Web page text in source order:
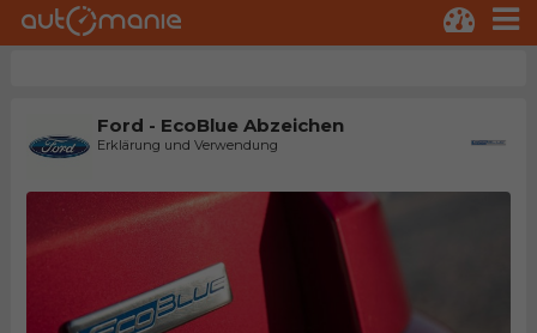
Ford - EcoBlue Abzeichen
Erklärung und Verwendung